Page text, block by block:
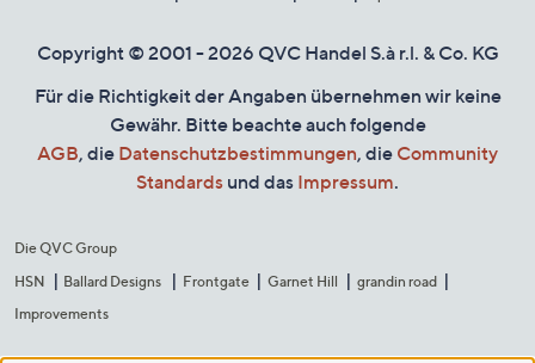
Copyright © 2001 - 2026 QVC Handel S.à r.l. & Co. KG
Für die Richtigkeit der Angaben übernehmen wir keine
Gewähr. Bitte beachte auch folgende
AGB, die Datenschutzbestimmungen, die Community
Standards und das Impressum.
Die QVC Group
HSN
Ballard Designs Frontgate Garnet Hill
grandin road
Improvements